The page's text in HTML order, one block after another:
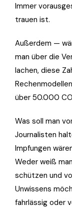
Immer
trauen ist.
Außerdem —
man über die
lachen, diese
über 50.000
Was soll man
Journalisten
Impfungen
Weder weiß
schützen und
Unwissens
fahrlässig oder